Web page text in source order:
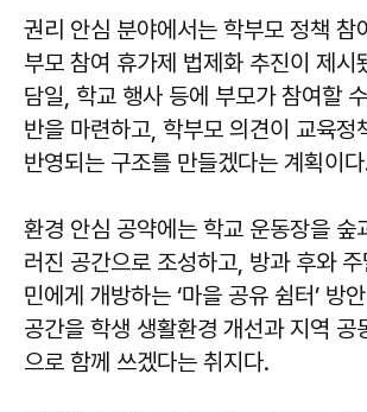
권리 안심 분야에서는 학부모 정책 참
부모 참여 휴가제 법제화 추진이 제시
담일, 학교 행사 등에 부모가 참여할
반을 마련하고, 학부모 의견이 교육정
반영되는 구조를 만들겠다는 계획이
환경 안심 공약에는 학교 운동장을 숲
러진 공간으로 조성하고, 방과 후와
민에게 개방하는 ‘마을 공유 쉼터’ 방
공간을 학생 생활환경 개선과 지역 공
으로 함께 쓰겠다는 취지다.